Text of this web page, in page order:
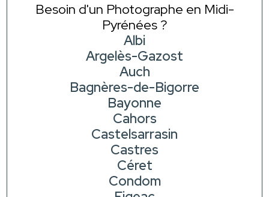
Besoin d'un Photographe en Midi-
Pyrénées ?
Albi
Argelès-Gazost
Auch
Bagnères-de-Bigorre
Bayonne
Cahors
Castelsarrasin
Castres
Céret
Condom